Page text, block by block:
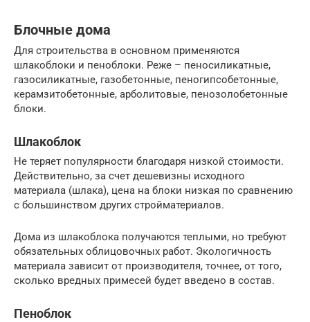
Блочные дома
Для строительства в основном применяются
шлакоблоки и пеноблоки. Реже – пеносиликатные,
газосиликатные, газобетонные, пеногипсобетонные,
керамзитобетонные, арболитовые, пенозолобетонные
блоки.
Шлакоблок
Не теряет популярности благодаря низкой стоимости.
Действительно, за счет дешевизны исходного
материала (шлака), цена на блоки низкая по сравнению
с большинством других стройматериалов.
Дома из шлакоблока получаются теплыми, но требуют
обязательных облицовочных работ. Экологичность
материала зависит от производителя, точнее, от того,
сколько вредных примесей будет введено в состав.
Пеноблок